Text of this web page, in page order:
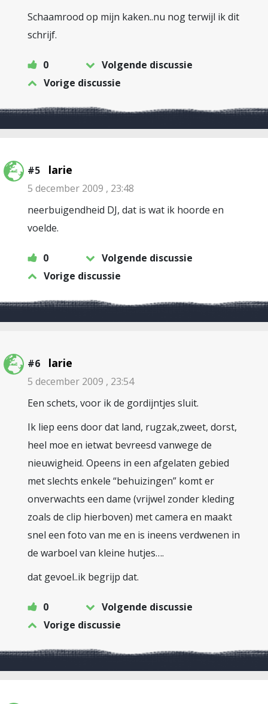
Schaamrood op mijn kaken..nu nog terwijl ik dit
schrijf.
0
Volgende discussie
Vorige discussie
#5 larie
5 december 2009 , 23:48
neerbuigendheid DJ, dat is wat ik hoorde en
voelde.
0
Volgende discussie
Vorige discussie
#6 larie
5 december 2009 , 23:54
Een schets, voor ik de gordijntjes sluit.
Ik liep eens door dat land, rugzak,zweet, dorst,
heel moe en ietwat bevreesd vanwege de
nieuwigheid. Opeens in een afgelaten gebied
met slechts enkele “behuizingen” komt er
onverwachts een dame (vrijwel zonder kleding
zoals de clip hierboven) met camera en maakt
snel een foto van me en is ineens verdwenen in
de warboel van kleine hutjes….
dat gevoel..ik begrijp dat.
0
Volgende discussie
Vorige discussie